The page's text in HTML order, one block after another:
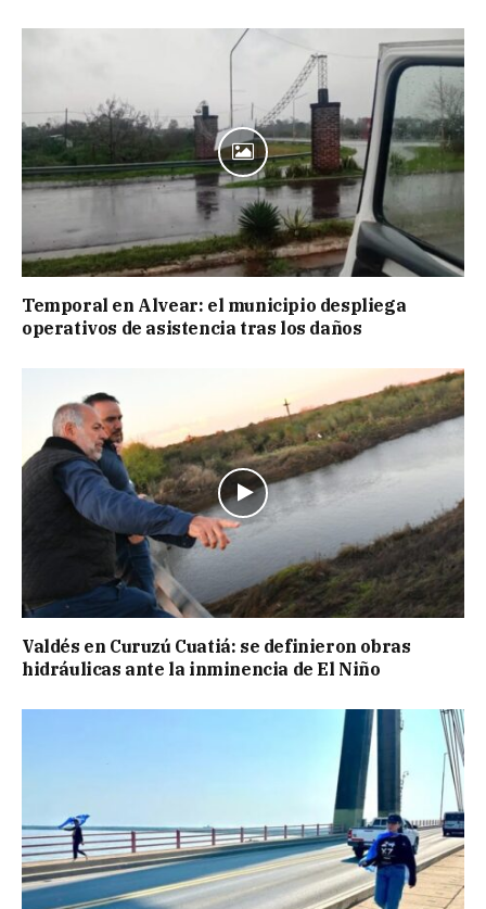
Temporal en Alvear: el municipio despliega
operativos de asistencia tras los daños
Valdés en Curuzú Cuatiá: se definieron obras
hidráulicas ante la inminencia de El Niño